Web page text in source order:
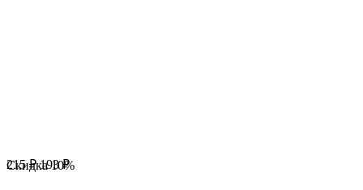
Скидка10%
215 ₽ 193 ₽